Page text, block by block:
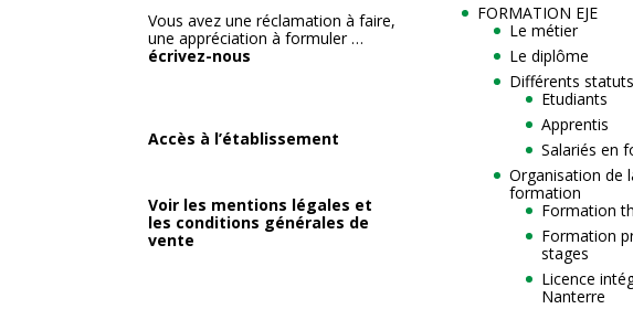
Vous avez une réclamation à faire,
une appréciation à formuler …
écrivez-nous
Accès à l’établissement
Voir les mentions légales et
les conditions générales de
vente
FORMATION EJE
Le métier
Le diplôme
Différents statuts
Etudiants
Apprentis
Salariés en
Organisation de
formation
Formation
Formation
stages
Licence
Nanterre